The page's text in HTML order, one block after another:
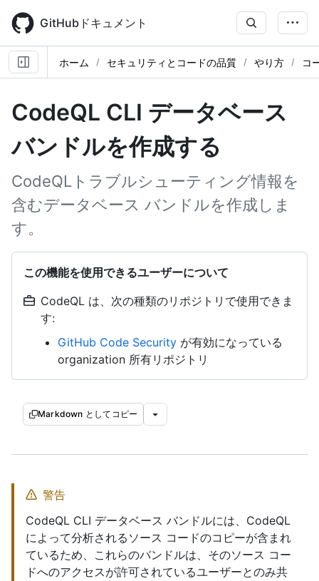
main
content
GitHubドキュメント
ホーム セキュリティとコードの品質 やり方 コ
CodeQL CLI データベース
バンドルを作成する
CodeQLトラブルシューティング情報を
含むデータベース バンドルを作成しま
す。
この機能を使用できるユーザーについて
CodeQL は、次の種類のリポジトリで使用できま
す:
GitHub Code Security が有効になっている
organization 所有リポジトリ
Markdown としてコピー
警告
CodeQL CLI データベース バンドルには、CodeQL
によって分析されるソース コードのコピーが含まれ
ているため、これらのバンドルは、そのソース コー
ドへのアクセスが許可されているユーザーとのみ共